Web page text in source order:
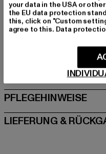
Hersteller: Movin SARL |
RN8 Quartier Rousselot
GRÖSSE &
PFLEGEHINWEISE
LIEFERUNG &
your data in the USA or
the EU data protection
this, click on "Custom
agree to this. Data